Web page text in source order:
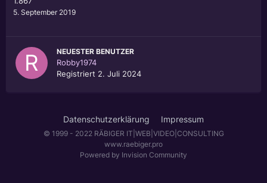
5. September 2019
NEUESTER BENUTZER
Robby1974
Registriert 2. Juli 2024
Datenschutzerklärung Impressum
© 1999 - 2022 RÄBIGER IT|WEB|VIDEO|CONSULTING
www.raebiger.pro
Powered by Invision Community